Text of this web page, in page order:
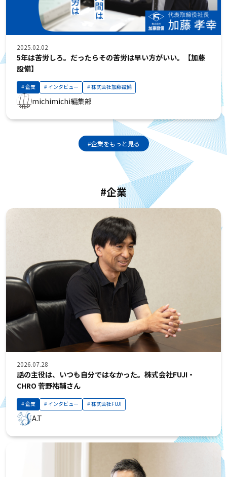
2025.02.02
5年は苦労しろ。だったらその苦労は早い方がいい。【加藤
設備】
企業 インタビュー 株式会社加藤設備
michimichi編集部
#企業をもっと見る
#企業
2026.07.28
話の主役は、いつも自分ではなかった。株式会社FUJI・
CHRO 菅野祐輔さん
企業 インタビュー 株式会社FUJI
A.T